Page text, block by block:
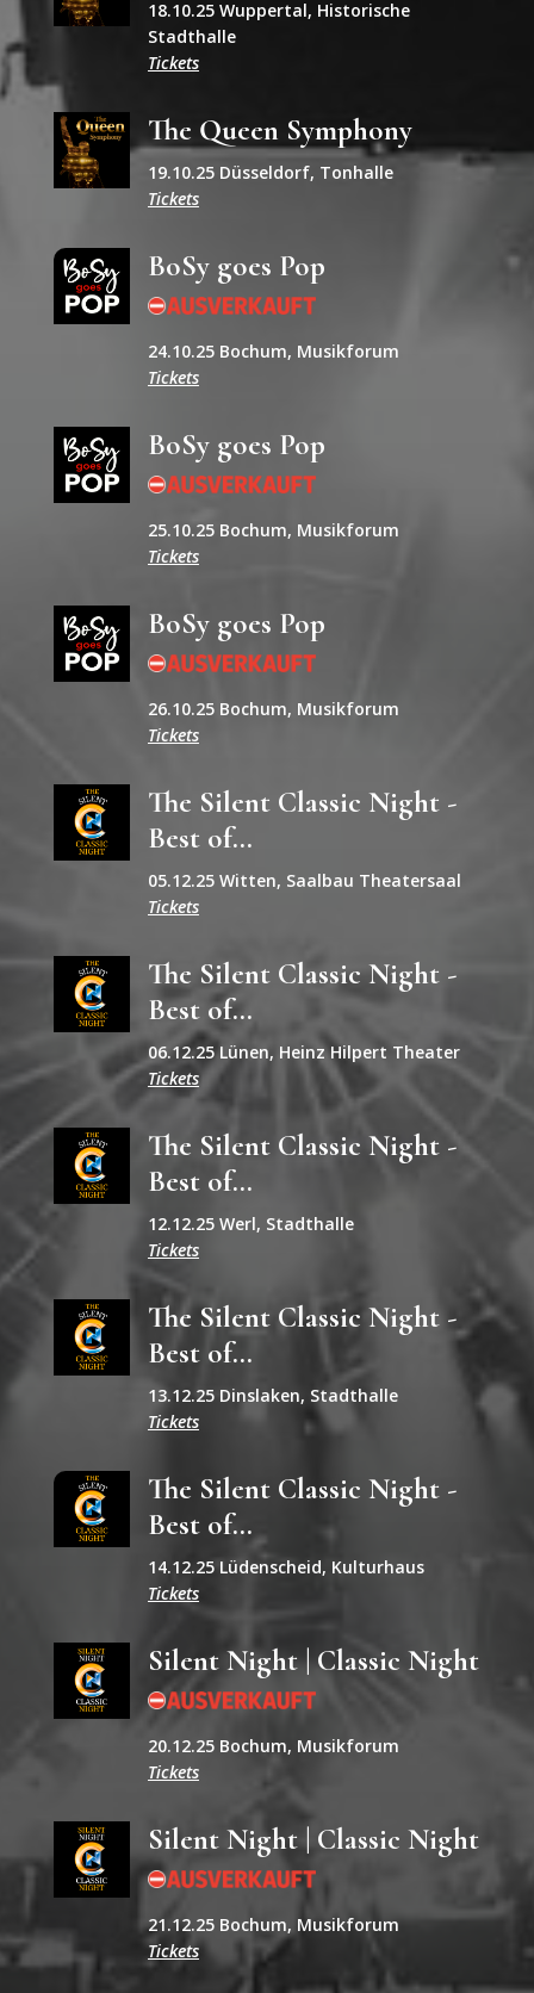
18.10.25 Wuppertal, Historische
Stadthalle
Tickets
The Queen Symphony
19.10.25 Düsseldorf, Tonhalle
Tickets
BoSy goes Pop
24.10.25 Bochum, Musikforum
Tickets
BoSy goes Pop
25.10.25 Bochum, Musikforum
Tickets
BoSy goes Pop
26.10.25 Bochum, Musikforum
Tickets
The Silent Classic Night -
Best of...
05.12.25 Witten, Saalbau Theatersaal
Tickets
The Silent Classic Night -
Best of...
06.12.25 Lünen, Heinz Hilpert Theater
Tickets
The Silent Classic Night -
Best of...
12.12.25 Werl, Stadthalle
Tickets
The Silent Classic Night -
Best of...
13.12.25 Dinslaken, Stadthalle
Tickets
The Silent Classic Night -
Best of...
14.12.25 Lüdenscheid, Kulturhaus
Tickets
Silent Night | Classic Night
20.12.25 Bochum, Musikforum
Tickets
Silent Night | Classic Night
21.12.25 Bochum, Musikforum
Tickets